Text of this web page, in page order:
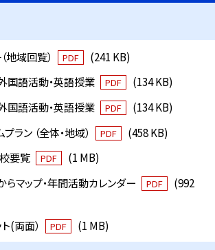
地域回覧） PDF
(241 KB)
語活動・英語授業
PDF
(134 KB)
語活動・英語授業
PDF
(134 KB)
ラン （全体・地域）
PDF
(458 KB)
要覧
PDF
(1 MB)
マップ・年間活動カレンダー
PDF
(992
(両面）
PDF (1 MB)